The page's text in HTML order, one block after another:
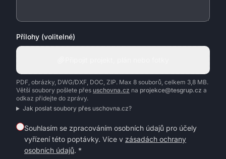
Přílohy (volitelné)
PDF, obrázky, DWG/DXF, DOC, ZIP. Max 8 souborů, celkem 3,8 MB.
Větší soubory pošlete přes uschovna.cz na projekce@tesgrup.cz a
odkaz přidejte do zprávy.
Jak poslat soubory přes uschovna.cz?
Souhlasím se zpracováním osobních údajů pro účely
vyřízení této poptávky. Více v zásadách ochrany
osobních údajů. *